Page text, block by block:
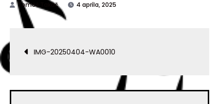
4 apríla, 2025
IMG-20250404-WA0010